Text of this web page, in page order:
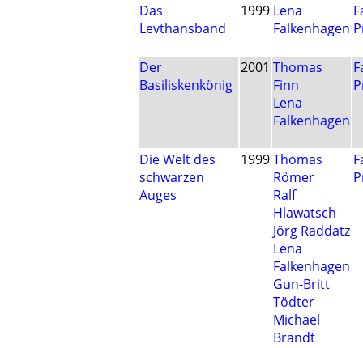
Das
Levthansband
1999 Lena
Falkenhagen
Der
Basiliskenkönig
2001 Thomas
Finn
Lena
Falkenhagen
Die Welt des
schwarzen
Auges
1999Thomas
Römer
Ralf
Hlawatsch
Jörg Raddatz
Lena
Falkenhagen
Gun-Britt
Tödter
Michael
Brandt